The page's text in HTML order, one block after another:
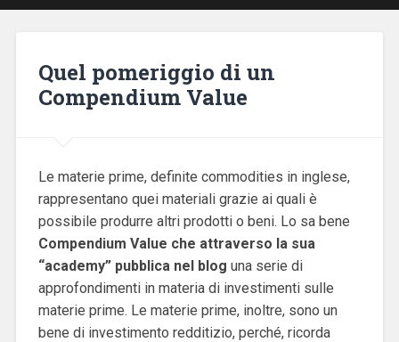
Quel pomeriggio di un
Compendium Value
Le materie prime, definite commodities in inglese,
rappresentano quei materiali grazie ai quali è
possibile produrre altri prodotti o beni. Lo sa bene
Compendium Value che attraverso la sua
“academy” pubblica nel blog una serie di
approfondimenti in materia di investimenti sulle
materie prime. Le materie prime, inoltre, sono un
bene di investimento redditizio, perché, ricorda